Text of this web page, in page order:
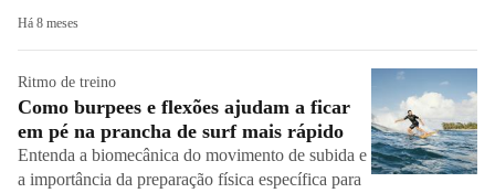
Há 8 meses
Ritmo de treino
Como burpees e flexões ajudam a ficar
em pé na prancha de surf mais rápido
Entenda a biomecânica do movimento de subida e
a importância da preparação física específica para